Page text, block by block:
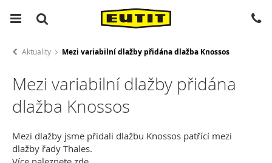
Aktuality Mezi variabilní dlažby přidána dlažba Knossos
Mezi variabilní dlažby přidána
dlažba Knossos
Mezi dlažby jsme přidali dlažbu Knossos patřící mezi
dlažby řady Thales.